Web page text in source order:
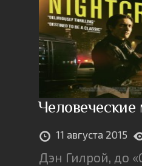
11 августа 2015
Дэн Гилрой, до